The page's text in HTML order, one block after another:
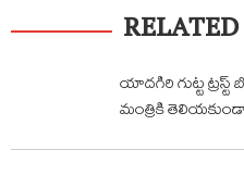
యాదగిరి గుట్ట
మంత్రికి